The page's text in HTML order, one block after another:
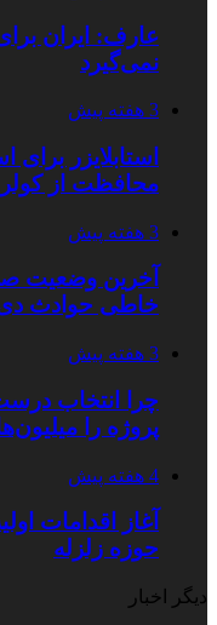
عارف: ایران
نمی‌گیرد
3 هفته پیش
استابلایزر
محافظت از کولر
3 هفته پیش
آخرین وضعیت
خاطی حوادث
3 هفته پیش
چرا انتخاب
پروژه را
4 هفته پیش
آغاز اقدامات
حوزه زلزله
دیگر اخبار